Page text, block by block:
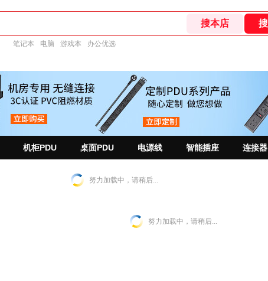
笔记本 电脑 游戏本 办公优选
机柜PDU 桌面PDU 电源线 智能插座 连接器
努力加载中，请稍后...
努力加载中，请稍后...